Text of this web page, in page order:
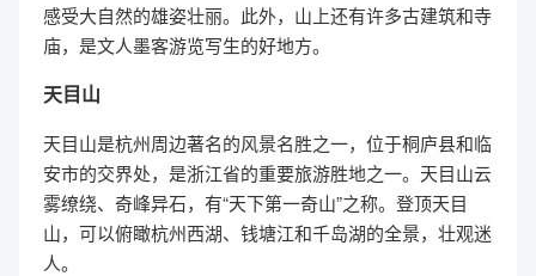
感受大自然的雄姿壮丽。此外，山上还有许多古建筑和寺
庙，是文人墨客游览写生的好地方。
天目山
天目山是杭州周边著名的风景名胜之一，位于桐庐县和临
安市的交界处，是浙江省的重要旅游胜地之一。天目山云
雾缭绕、奇峰异石，有“天下第一奇山”之称。登顶天目
山，可以俯瞰杭州西湖、钱塘江和千岛湖的全景，壮观迷
人。